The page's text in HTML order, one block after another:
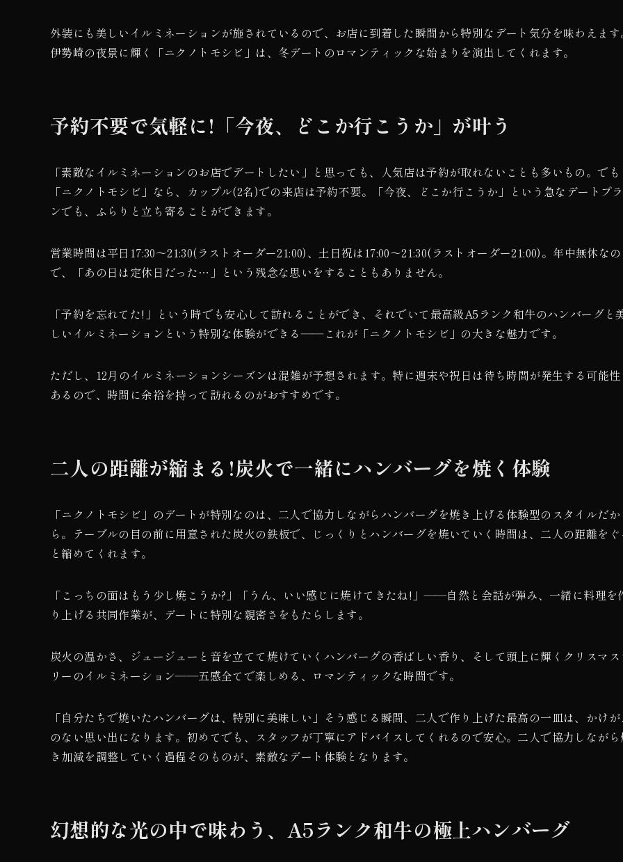
外装にも美しいイルミネーションが施されているので、お店に到着した瞬間から特別なデート気分を味わえます
伊勢崎の夜景に輝く「ニクノトモシビ」は、冬デートのロマンティックな始まりを演出してくれます。
予約不要で気軽に!「今夜、どこか行こうか」が叶う
「素敵なイルミネーションのお店でデートしたい」と思っても、人気店は予約が取れないことも多いもの。でも
「ニクノトモシビ」なら、カップル(2名)での来店は予約不要。「今夜、どこか行こうか」という急なデートプラ
ンでも、ふらりと立ち寄ることができます。
営業時間は平日17:30〜21:30(ラストオーダー21:00)、土日祝は17:00〜21:30(ラストオーダー21:00)。年中無休なの
で、「あの日は定休日だった…」という残念な思いをすることもありません。
「予約を忘れてた!」という時でも安心して訪れることができ、それでいて最高級A5ランク和牛のハンバーグと
しいイルミネーションという特別な体験ができる――これが「ニクノトモシビ」の大きな魅力です。
ただし、12月のイルミネーションシーズンは混雑が予想されます。特に週末や祝日は待ち時間が発生する可能性
あるので、時間に余裕を持って訪れるのがおすすめです。
二人の距離が縮まる!炭火で一緒にハンバーグを焼く体験
「ニクノトモシビ」のデートが特別なのは、二人で協力しながらハンバーグを焼き上げる体験型のスタイルだか
ら。テーブルの目の前に用意された炭火の鉄板で、じっくりとハンバーグを焼いていく時間は、二人の距離をぐ
と縮めてくれます。
「こっちの面はもう少し焼こうか?」「うん、いい感じに焼けてきたね!」――自然と会話が弾み、一緒に料理を
り上げる共同作業が、デートに特別な親密さをもたらします。
炭火の温かさ、ジュージューと音を立てて焼けていくハンバーグの香ばしい香り、そして頭上に輝くクリスマス
リーのイルミネーション――五感全てで楽しめる、ロマンティックな時間です。
「自分たちで焼いたハンバーグは、特別に美味しい」そう感じる瞬間、二人で作り上げた最高の一皿は、かけが
のない思い出になります。初めてでも、スタッフが丁寧にアドバイスしてくれるので安心。二人で協力しながら
き加減を調整していく過程そのものが、素敵なデート体験となります。
幻想的な光の中で味わう、A5ランク和牛の極上ハンバーグ